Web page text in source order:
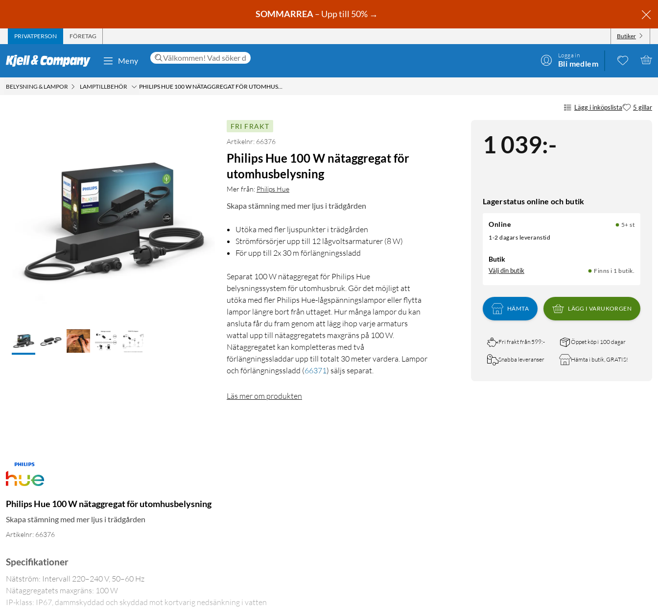
SOMMARREA– Upp till 50% →
PRIVATPERSON FÖRETAG Butiker
Meny
Logga in
Bli medlem
BELYSNING & LAMPOR LAMPTILLBEHÖR PHILIPS HUE 100 W NÄTAGGREGAT FÖR UTOMHUSBELYSNING
Lägg i inköpslista 5 gillar
1 039:-
Lagerstatus online och butik
Online
5+ st
1-2 dagars leveranstid
Butik
Välj din butik Finns i 1 butik.
HÄMTA LÄGG I VARUKORGEN
Fri frakt från 599:- Öppet köp i 100 dagar
Snabba leveranser Hämta i butik, GRATIS!
FRI FRAKT
Artikelnr: 66376
Philips Hue 100 W nätaggregat för
utomhusbelysning
Mer från: Philips Hue
Skapa stämning med mer ljus i trädgården
Utöka med fler ljuspunkter i trädgården
Strömförsörjer upp till 12 lågvoltsarmaturer (8 W)
För upp till 2x 30 m förlängningssladd
Separat 100 W nätaggregat för Philips Hue
belysningssystem för utomhusbruk. Gör det möjligt att
utöka med fler Philips Hue-lågspänningslampor eller flytta
lampor längre bort från uttaget. Hur många lampor du kan
ansluta får du fram genom att lägg ihop varje armaturs
wattal upp till nätaggregatets maxgräns på 100 W.
Nätaggregatet kan kompletteras med två
förlängningssladdar upp till totalt 30 meter vardera. Lampor
och förlängningssladd (66371) säljs separat.
Läs mer om produkten
Philips Hue 100 W nätaggregat för utomhusbelysning
Skapa stämning med mer ljus i trädgården
Artikelnr: 66376
Specifikationer
Nätström: Intervall 220–240 V, 50–60 Hz
Nätaggregatets maxgräns: 100 W
IP-klass: IP67, dammskyddad och skyddad mot kortvarig nedsänkning i vatten